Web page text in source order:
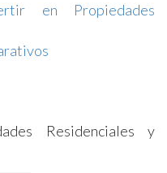
en Propiedades
Residenciales y